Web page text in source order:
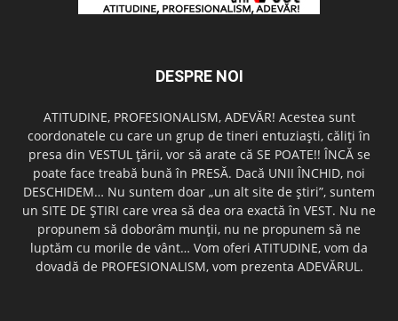
DESPRE NOI
ATITUDINE, PROFESIONALISM, ADEVĂR! Acestea sunt
coordonatele cu care un grup de tineri entuziaşti, căliţi în
presa din VESTUL ţării, vor să arate că SE POATE!! ÎNCĂ se
poate face treabă bună în PRESĂ. Dacă UNII ÎNCHID, noi
DESCHIDEM… Nu suntem doar „un alt site de ştiri”, suntem
un SITE DE ŞTIRI care vrea să dea ora exactă în VEST. Nu ne
propunem să doborâm munţii, nu ne propunem să ne
luptăm cu morile de vânt… Vom oferi ATITUDINE, vom da
dovadă de PROFESIONALISM, vom prezenta ADEVĂRUL.